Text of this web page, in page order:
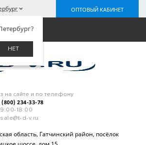
НЕТ
ОПТОВЫЙ КАБИНЕТ
на сайте и по телефону
(800) 234-33-78
9:00-18:00
sale@t-d-v.ru
область, Гатчинский район, посёлок